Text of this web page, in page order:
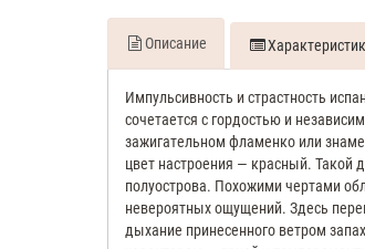
Описание
Импульсивность и страстность
сочетается с гордостью и
зажигательном фламенко или
цвет настроения — красный. Такой
полуострова. Похожими чертами
невероятных ощущений. Здесь
дыхание принесенного ветром